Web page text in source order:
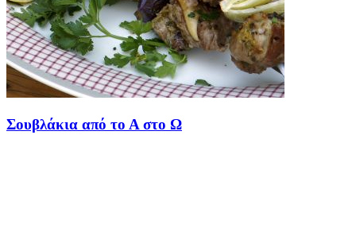
Σουβλάκια από το Α στο Ω